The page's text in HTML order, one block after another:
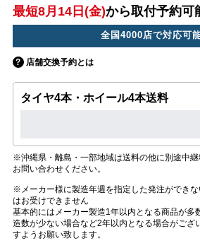
最短8月14日(金)から取付予約可
全国4000店で対応可
店舗交換予約とは
タイヤ4本・ホイール4本送料
※沖縄県・離島・一部地域は送料の他に別途中
お問い合わせください。
※メーカー様に製造年週を指定した発注ができ
はお受けできません
基本的にはメーカー製造1年以内となる商品が多
造数が少ない場合など2年以内となる場合がござ
すようお願い致します。